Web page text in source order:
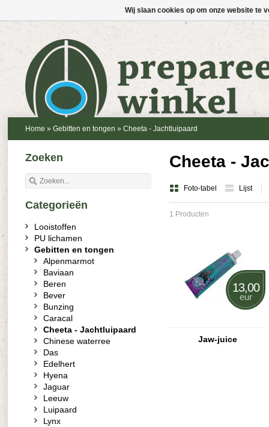
Home » Gebitten en tongen » Cheeta - Jachtluipaard
Cheeta -
Foto-tabel Lijst
1 Producten
13,00
eur
Jaw-juice
Zoeken
Categorieën
Looistoffen
PU lichamen
Gebitten en tongen
Alpenmarmot
Baviaan
Beren
Bever
Bunzing
Caracal
Cheeta - Jachtluipaard
Chinese waterree
Das
Edelhert
Hyena
Jaguar
Leeuw
Luipaard
Lynx
Wij slaan cookies op om onze website te